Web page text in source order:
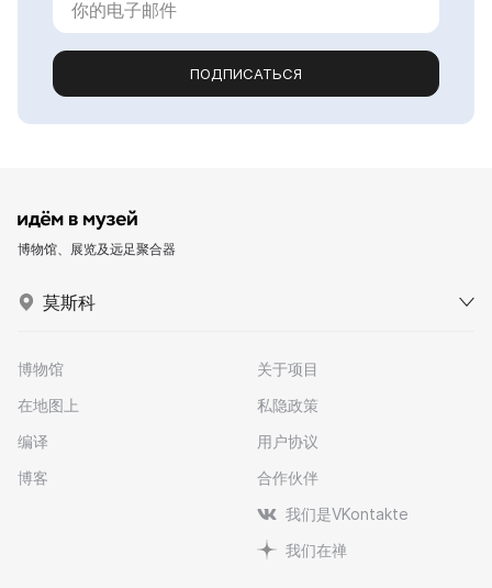
ПОДПИСАТЬСЯ
博物馆、展览及远足聚合器
莫斯科
博物馆
在地图上
编译
博客
关于项目
私隐政策
用户协议
合作伙伴
我们是VKontakte
我们在禅